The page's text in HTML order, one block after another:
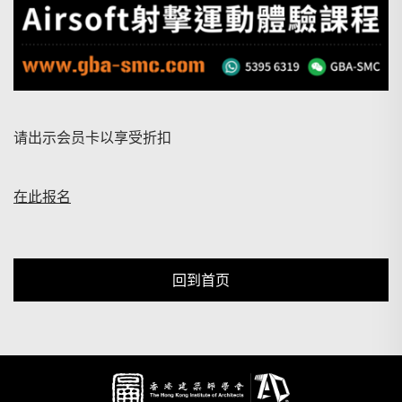
请出示会员卡以享受折扣
在此报名
回到首页